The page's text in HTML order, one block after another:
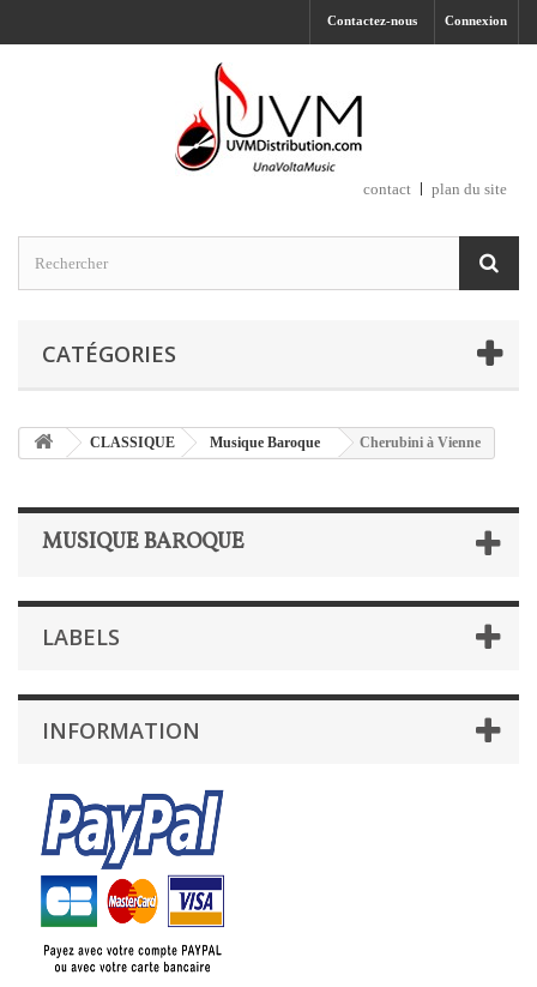
Connexion
Contactez-nous
contact plan du site
CATÉGORIES
CLASSIQUE Musique Baroque Cherubini à Vienne
MUSIQUE BAROQUE
LABELS
INFORMATION